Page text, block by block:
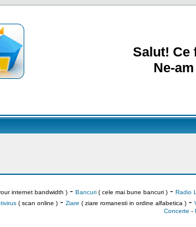
Salut! Ce
Ne-
internet bandwidth )- Bancuri( cele mai bune bancuri )- Radio
( scan online )- Ziare ( ziare romanesti in ordine alfabetica )-
Concerte -